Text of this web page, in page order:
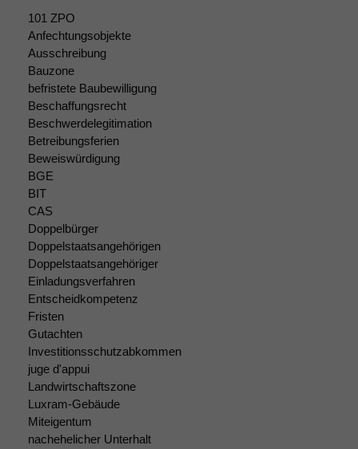
101 ZPO
Anfechtungsobjekte
Ausschreibung
Bauzone
befristete Baubewilligung
Beschaffungsrecht
Beschwerdelegitimation
Betreibungsferien
Beweiswürdigung
BGE
BIT
CAS
Doppelbürger
Doppelstaatsangehörigen
Doppelstaatsangehöriger
Einladungsverfahren
Entscheidkompetenz
Fristen
Gutachten
Investitionsschutzabkommen
juge d'appui
Landwirtschaftszone
Luxram-Gebäude
Miteigentum
nachehelicher Unterhalt